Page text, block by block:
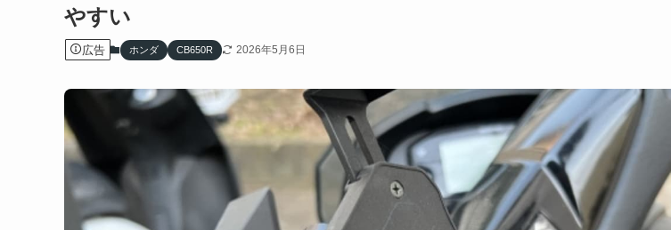
やすい
広告 ホンダ CB650R 2026年5月6日